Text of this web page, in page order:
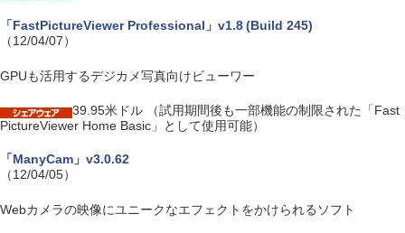
「FastPictureViewer Professional」v1.8 (Build 245)
（12/04/07）
GPUも活用するデジカメ写真向けビューワー
39.95米ドル （試用期間後も一部機能の制限された「Fast
PictureViewer Home Basic」として使用可能）
「ManyCam」v3.0.62
（12/04/05）
Webカメラの映像にユニークなエフェクトをかけられるソフト